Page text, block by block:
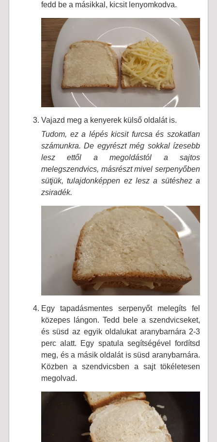
fedd be a másikkal, kicsit lenyomkodva.
Vajazd meg a kenyerek külső oldalát is.
Tudom, ez a lépés kicsit furcsa és szokatlan
számunkra. De egyrészt még sokkal ízesebb
lesz ettől a megoldástól a sajtos
melegszendvics, másrészt mivel serpenyőben
sütjük, tulajdonképpen ez lesz a sütéshez a
zsiradék.
Egy tapadásmentes serpenyőt melegíts fel
közepes lángon. Tedd bele a szendvicseket,
és süsd az egyik oldalukat aranybarnára 2-3
perc alatt. Egy spatula segítségével fordítsd
meg, és a másik oldalát is süsd aranybarnára.
Közben a szendvicsben a sajt tökéletesen
megolvad.